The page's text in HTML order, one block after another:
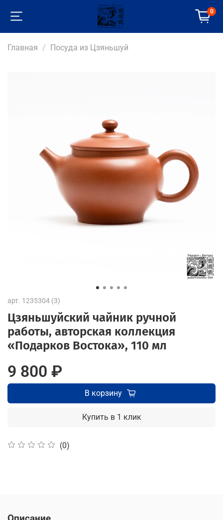
0
Главная Посуда из Цзяньшуй
арт. 1235304 (3)
Цзяньшуйский чайник ручной
работы, авторская коллекция
«Подарков Востока», 110 мл
(0)
9 800 ₽
В корзину
Купить в 1 клик